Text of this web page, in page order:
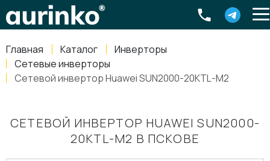
Главная Каталог
Инверторы
Сетевые инверторы
Сетевой инвертор Huawei SUN2000-20KTL-M2
СЕТЕВОЙ ИНВЕРТОР HUAWEI SUN2000-
20KTL-M2 В ПСКОВЕ
Россия, Свердловская область Екатеринбург ,
8-800-770-79-40